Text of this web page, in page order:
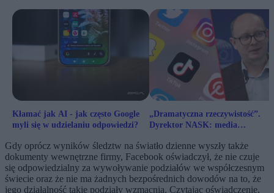
Kłamać jak AI - jak często Google
myli się w udzielaniu odpowiedzi?
„Dramatyczna rzeczywistość”.
Dyrektor NASK: media
obowiązki
Gdy oprócz wyników śledztw na światło dzienne wyszły także
dokumenty wewnętrzne firmy, Facebook oświadczył, że nie czuje
się odpowiedzialny za wywoływanie podziałów we współczesnym
świecie oraz że nie ma żadnych bezpośrednich dowodów na to, że
jego działalność takie podziały wzmacnia. Czytając oświadczenie,